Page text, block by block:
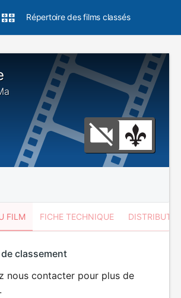
Répertoire des films classés
FILM FICHE TECHNIQUE
classement
nous contacter pour plus de